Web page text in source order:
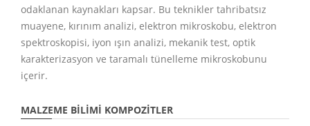
odaklanan kaynakları kapsar. Bu teknikler tahribatsız
muayene, kırınım analizi, elektron mikroskobu, elektron
spektroskopisi, iyon ışın analizi, mekanik test, optik
karakterizasyon ve taramalı tünelleme mikroskobunu
içerir.
MALZEME BILIMI KOMPOZITLER